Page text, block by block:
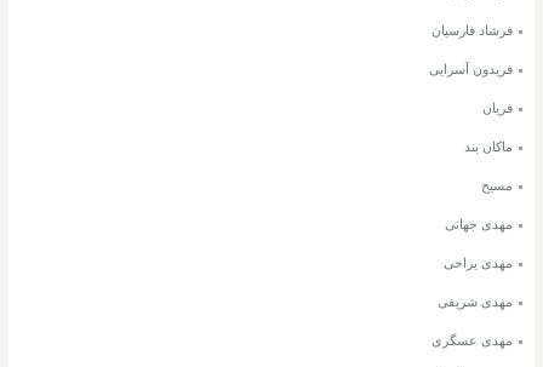
فرشاد فارسیان
فریدون آسرایی
فریان
ماکان بند
مسیح
مهدی جهانی
مهدی یراحی
مهدی شریفی
مهدی عسگری